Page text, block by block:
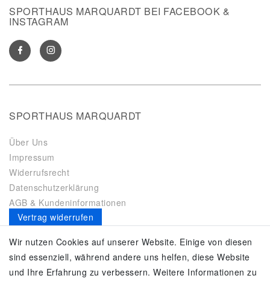
SPORTHAUS MARQUARDT BEI FACEBOOK &
INSTAGRAM
SPORTHAUS MARQUARDT
Über Uns
Impressum
Widerrufsrecht
Datenschutzerklärung
AGB & Kundeninformationen
Vertrag widerrufen
Es gilt unsereDatenschutzerklärung
SERVICE
Wir nutzen Cookies auf unserer Website. Einige von diesen
sind essenziell, während andere uns helfen, diese Website
und Ihre Erfahrung zu verbessern. Weitere Informationen zu